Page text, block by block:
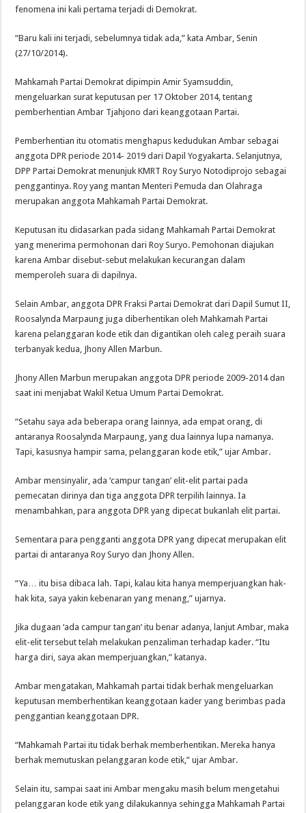
fenomena ini kali pertama terjadi di Demokrat.
“Baru kali ini terjadi, sebelumnya tidak ada,” kata Ambar, Senin
(27/10/2014).
Mahkamah Partai Demokrat dipimpin Amir Syamsuddin,
mengeluarkan surat keputusan per 17 Oktober 2014, tentang
pemberhentian Ambar Tjahjono dari keanggotaan Partai.
Pemberhentian itu otomatis menghapus kedudukan Ambar sebagai
anggota DPR periode 2014- 2019 dari Dapil Yogyakarta. Selanjutnya,
DPP Partai Demokrat menunjuk KMRT Roy Suryo Notodiprojo sebagai
penggantinya. Roy yang mantan Menteri Pemuda dan Olahraga
merupakan anggota Mahkamah Partai Demokrat.
Keputusan itu didasarkan pada sidang Mahkamah Partai Demokrat
yang menerima permohonan dari Roy Suryo. Pemohonan diajukan
karena Ambar disebut-sebut melakukan kecurangan dalam
memperoleh suara di dapilnya.
Selain Ambar, anggota DPR Fraksi Partai Demokrat dari Dapil Sumut II,
Roosalynda Marpaung juga diberhentikan oleh Mahkamah Partai
karena pelanggaran kode etik dan digantikan oleh caleg peraih suara
terbanyak kedua, Jhony Allen Marbun.
Jhony Allen Marbun merupakan anggota DPR periode 2009-2014 dan
saat ini menjabat Wakil Ketua Umum Partai Demokrat.
“Setahu saya ada beberapa orang lainnya, ada empat orang, di
antaranya Roosalynda Marpaung, yang dua lainnya lupa namanya.
Tapi, kasusnya hampir sama, pelanggaran kode etik,” ujar Ambar.
Ambar mensinyalir, ada ‘campur tangan’ elit-elit partai pada
pemecatan dirinya dan tiga anggota DPR terpilih lainnya. Ia
menambahkan, para anggota DPR yang dipecat bukanlah elit partai.
Sementara para pengganti anggota DPR yang dipecat merupakan elit
partai di antaranya Roy Suryo dan Jhony Allen.
“Ya… itu bisa dibaca lah. Tapi, kalau kita hanya memperjuangkan hak-
hak kita, saya yakin kebenaran yang menang,” ujarnya.
Jika dugaan ‘ada campur tangan’ itu benar adanya, lanjut Ambar, maka
elit-elit tersebut telah melakukan penzaliman terhadap kader. “Itu
harga diri, saya akan memperjuangkan,” katanya.
Ambar mengatakan, Mahkamah partai tidak berhak mengeluarkan
keputusan memberhentikan keanggotaan kader yang berimbas pada
penggantian keanggotaan DPR.
“Mahkamah Partai itu tidak berhak memberhentikan. Mereka hanya
berhak memutuskan pelanggaran kode etik,” ujar Ambar.
Selain itu, sampai saat ini Ambar mengaku masih belum mengetahui
pelanggaran kode etik yang dilakukannya sehingga Mahkamah Partai